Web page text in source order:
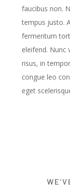
faucibus non.
tempus justo.
fermentum
eleifend. Nunc
risus, in
congue leo
eget